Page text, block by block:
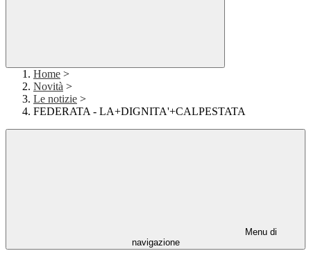
Home >
Novità >
Le notizie >
FEDERATA - LA+DIGNITA'+CALPESTATA
Menu di
navigazione